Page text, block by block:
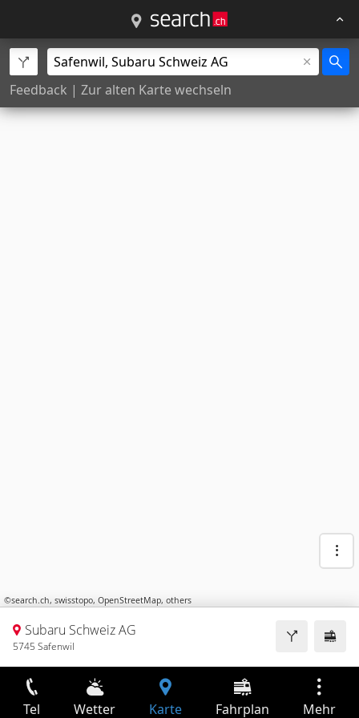
Feedback | Zur alten Karte wechseln
©search.ch, swisstopo, OpenStreetMap, others
Subaru Schweiz AG
5745 Safenwil
Tel Wetter Karte Fahrplan Mehr